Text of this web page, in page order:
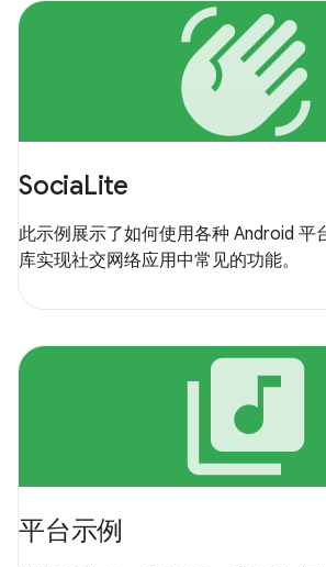
waving_hand
SociaLite
此示例展示了如何使用各种 Android 平
库实现社交网络应用中常见的功能。
library_music
平台示例